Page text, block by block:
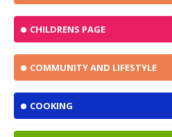
CHILDRENS PAGE
COMMUNITY AND LIFESTYLE
COOKING